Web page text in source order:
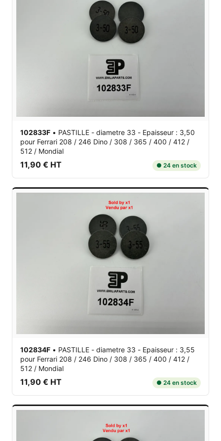
102833F • PASTILLE - diametre 33 - Epaisseur : 3,50
pour Ferrari 208 / 246 Dino / 308 / 365 / 400 / 412 /
512 / Mondial
11,90 € HT ● 24 en stock
102834F • PASTILLE - diametre 33 - Epaisseur : 3,55
pour Ferrari 208 / 246 Dino / 308 / 365 / 400 / 412 /
512 / Mondial
11,90 € HT ● 24 en stock